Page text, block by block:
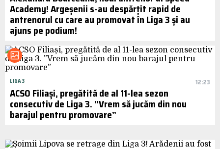
Academy! Argeșenii s-au despărțit rapid de
antrenorul cu care au promovat în Liga 3 și au
ajuns pe podium!
LIGA 3 12:23
ACSO Filiași, pregătită de al 11-lea sezon
consecutiv de Liga 3. ”Vrem să jucăm din nou
barajul pentru promovare”